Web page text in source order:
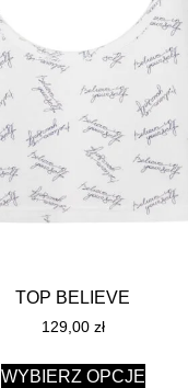
TOP BELIEVE
129,00 zł
WYBIERZ OPCJE